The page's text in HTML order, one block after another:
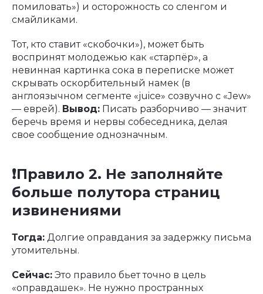
помиловать») и осторожность со сленгом и
смайликами.
Тот, кто ставит «скобочки»), может быть
воспринят молодежью как «старпёр», а
невинная картинка сока в переписке может
скрывать оскорбительный намек (в
англоязычном сегменте «juice» созвучно с «Jew»
— еврей). Вывод: Писать разборчиво — значит
беречь время и нервы собеседника, делая
свое сообщение однозначным.
❗️Правило 2. Не заполняйте
больше полутора страниц
извинениями
Тогда: Долгие оправдания за задержку письма
утомительны.
Сейчас: Это правило бьет точно в цель
«оправдашек». Не нужно пространных